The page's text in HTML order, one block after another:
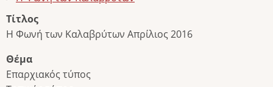
Τίτλος
Η Φωνή των Καλαβρύτων Απρίλιος 2016
Θέμα
Επαρχιακός τύπος